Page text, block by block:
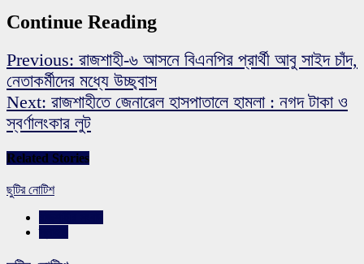
Continue Reading
Previous: রাজশাহী-৬ আসনে বিএনপির প্রার্থী আবু সাইদ চাঁদ,
নেতাকর্মীদের মধ্যে উচ্ছ্বাস
Next: রাজশাহীতে জেনারেল হাসপাতালে হামলা : নগদ টাকা ও
স্বর্ণালংকার লুট
Related Stories
ছুটির নোটিশ